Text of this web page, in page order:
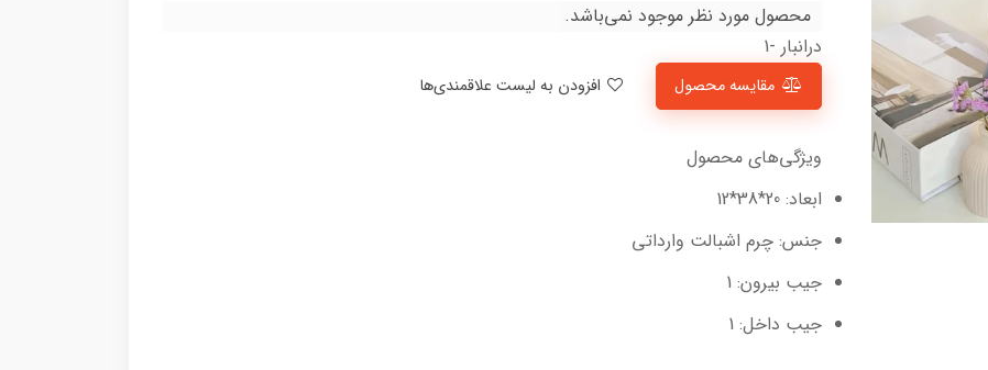
محصول مورد نظر موجود نمی‌باشد.
درانبار -1
مقایسه محصول
ویژگی‌های محصول
ابعاد: 20*38*12
جنس: چرم اشبالت وارداتی
جیب بیرون: 1
جیب داخل: 1